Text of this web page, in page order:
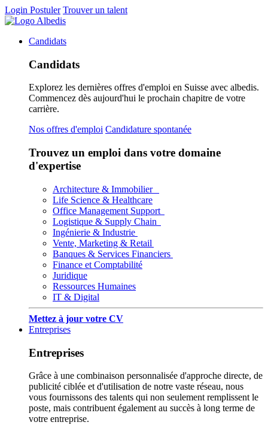
Login Postuler Trouver un talent
Candidats
Candidats
Explorez les dernières offres d'emploi en Suisse avec albedis.
Commencez dès aujourd'hui le prochain chapitre de votre
carrière.
Nos offres d'emploi Candidature spontanée
Trouvez un emploi dans votre domaine
d'expertise
Architecture & Immobilier
Life Science & Healthcare
Office Management Support
Logistique & Supply Chain
Ingénierie & Industrie
Vente, Marketing & Retail
Banques & Services Financiers
Finance et Comptabilité
Juridique
Ressources Humaines
IT & Digital
Mettez à jour votre CV
Entreprises
Entreprises
Grâce à une combinaison personnalisée d'approche directe, de
publicité ciblée et d'utilisation de notre vaste réseau, nous
vous fournissons des talents qui non seulement remplissent le
poste, mais contribuent également au succès à long terme de
votre entreprise.